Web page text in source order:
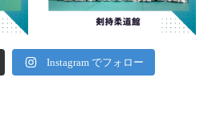
Instagram でフォロー